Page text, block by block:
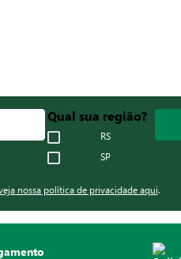
Qual sua região?
RS
SP
nossa política de privacidade aqui.